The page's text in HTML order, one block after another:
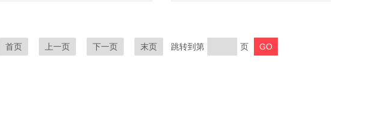
首页 上一页 下一页 末页 跳转到第 页